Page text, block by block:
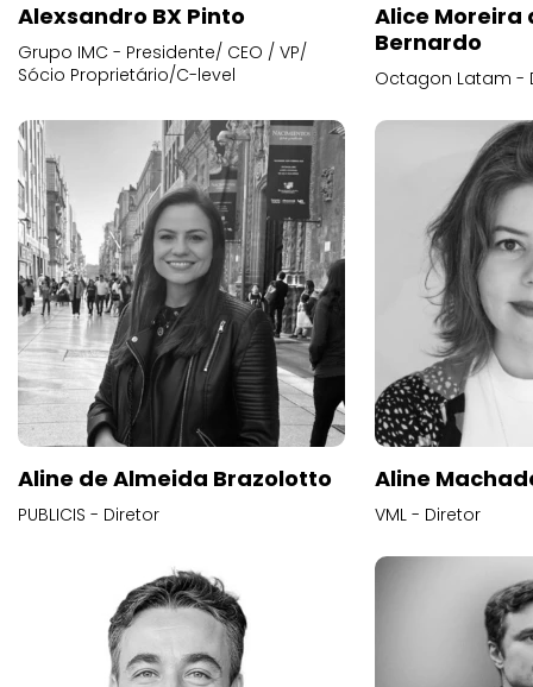
Alexsandro BX Pinto
Grupo IMC - Presidente/ CEO / VP/
Sócio Proprietário/C-level
Alice
Bernardo
Octagon Latam -
Aline de Almeida Brazolotto
PUBLICIS - Diretor
Aline
VML - Diretor